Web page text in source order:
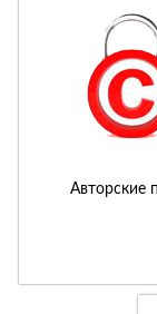
Авторские